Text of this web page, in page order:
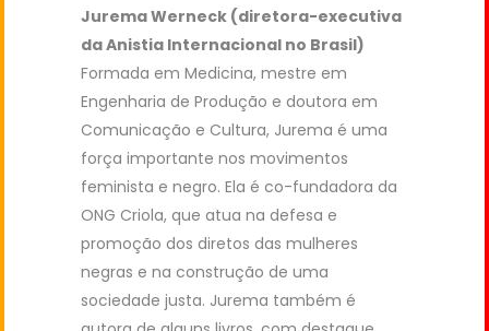
Jurema Werneck (diretora-executiva
da Anistia Internacional no Brasil)
Formada em Medicina, mestre em
Engenharia de Produção e doutora em
Comunicação e Cultura, Jurema é uma
força importante nos movimentos
feminista e negro. Ela é co-fundadora da
ONG Criola, que atua na defesa e
promoção dos diretos das mulheres
negras e na construção de uma
sociedade justa. Jurema também é